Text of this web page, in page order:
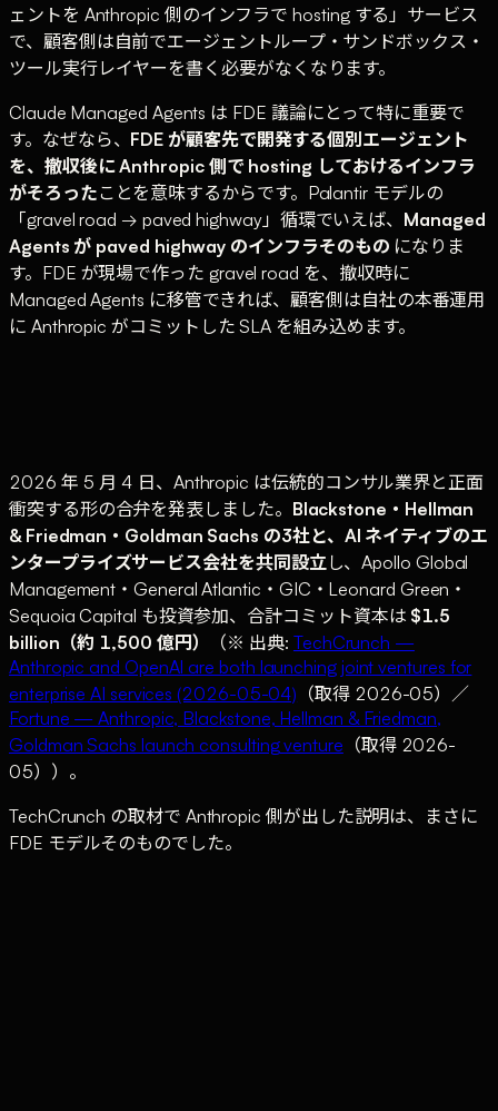
ェントを Anthropic 側のインフラで hosting する」サービス
で、顧客側は自前でエージェントループ・サンドボックス・
ツール実行レイヤーを書く必要がなくなります。
Claude Managed Agents は FDE 議論にとって特に重要で
す。なぜなら、 FDE が顧客先で開発する個別エージェント
を、撤収後に Anthropic 側で hosting しておけるインフラ
がそろったことを意味するからです。Palantir モデルの
「gravel road → paved highway」循環でいえば、 Managed
Agents が paved highway のインフラそのもの になりま
す。FDE が現場で作った gravel road を、撤収時に
Managed Agents に移管できれば、顧客側は自社の本番運用
に Anthropic がコミットした SLA を組み込めます。
2026 年 5 月 4 日、Anthropic は伝統的コンサル業界と正面
衝突する形の合弁を発表しました。 Blackstone・Hellman
& Friedman・Goldman Sachs の3社と、AI ネイティブのエ
ンタープライズサービス会社を共同設立し、Apollo Global
Management・General Atlantic・GIC・Leonard Green・
Sequoia Capital も投資参加、合計コミット資本は $1.5
billion（約 1,500 億円）
（※ 出典: TechCrunch —
Anthropic and OpenAI are both launching joint ventures for
enterprise AI services (2026-05-04) （取得 2026-05）／
Fortune — Anthropic, Blackstone, Hellman & Friedman,
Goldman Sachs launch consulting venture （取得 2026-
05））。
TechCrunch の取材で Anthropic 側が出した説明は、まさに
FDE モデルそのものでした。